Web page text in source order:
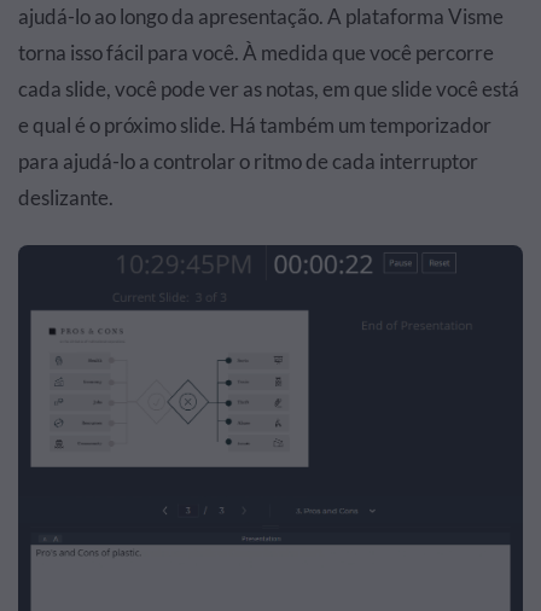
ajudá-lo ao longo da apresentação. A plataforma Visme
torna isso fácil para você. À medida que você percorre
cada slide, você pode ver as notas, em que slide você está
e qual é o próximo slide. Há também um temporizador
para ajudá-lo a controlar o ritmo de cada interruptor
deslizante.